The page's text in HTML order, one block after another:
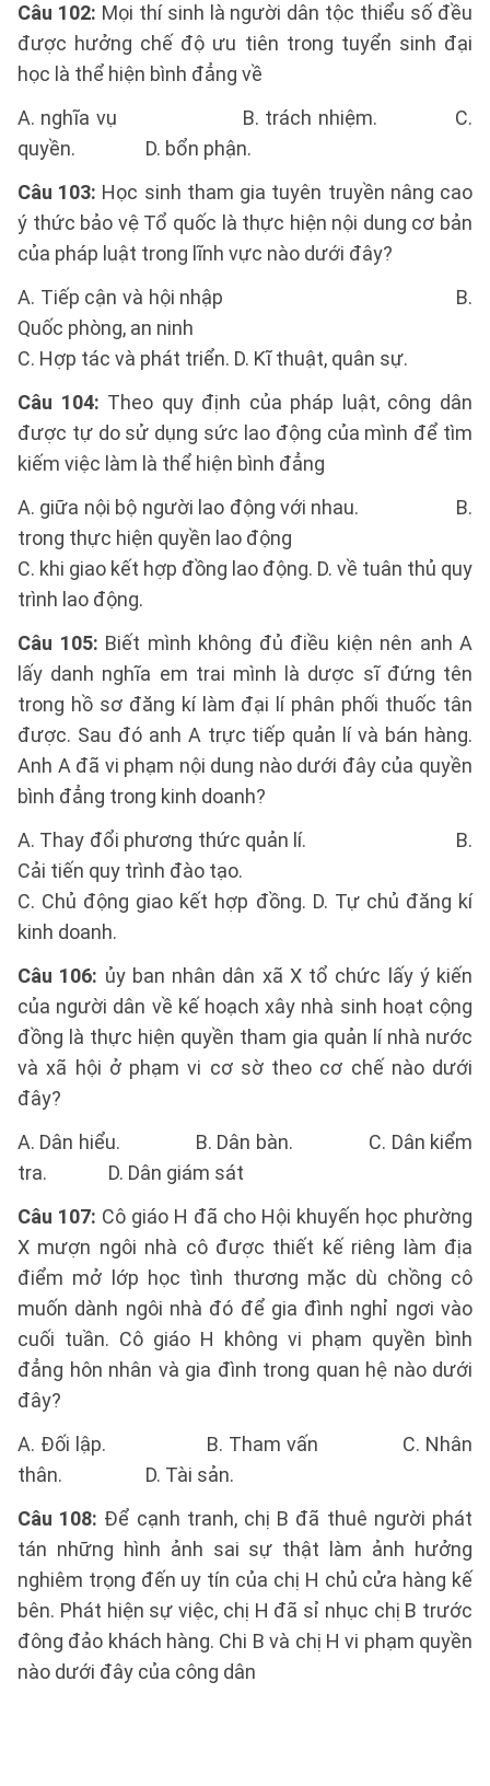
Câu 102: Mọi thí sinh là người dân tộc thiểu số đều
được hưởng chế độ ưu tiên trong tuyển sinh đại
học là thể hiện bình đẳng về
A. nghĩa vụ B. trách nhiệm. C.
quyền. D. bổn phận.
Câu 103: Học sinh tham gia tuyên truyền nâng cao
ý thức bảo vệ Tổ quốc là thực hiện nội dung cơ bản
của pháp luật trong lĩnh vực nào dưới đây?
A. Tiếp cận và hội nhập B.
Quốc phòng, an ninh
C. Hợp tác và phát triển. D. Kĩ thuật, quân sự.
Câu 104: Theo quy định của pháp luật, công dân
được tự do sử dụng sức lao động của mình để tìm
kiếm việc làm là thể hiện bình đẳng
A. giữa nội bộ người lao động với nhau. B.
trong thực hiện quyền lao động
C. khi giao kết hợp đồng lao động. D. về tuân thủ quy
trình lao động.
Câu 105: Biết mình không đủ điều kiện nên anh A
lấy danh nghĩa em trai mình là dược sĩ đứng tên
trong hồ sơ đăng kí làm đại lí phân phối thuốc tân
được. Sau đó anh A trực tiếp quản lí và bán hàng.
Anh A đã vi phạm nội dung nào dưới đây của quyền
bình đẳng trong kinh doanh?
A. Thay đổi phương thức quản lí. B.
Cải tiến quy trình đào tạo.
C. Chủ động giao kết hợp đồng. D. Tự chủ đăng kí
kinh doanh.
Câu 106: ủy ban nhân dân xã X tổ chức lấy ý kiến
của người dân về kế hoạch xây nhà sinh hoạt cộng
đồng là thực hiện quyền tham gia quản lí nhà nước
và xã hội ở phạm vi cơ sờ theo cơ chế nào dưới
đây?
A. Dân hiểu. B. Dân bàn. C. Dân kiểm
tra. D. Dân giám sát
Câu 107: Cô giáo H đã cho Hội khuyến học phường
X mượn ngôi nhà cô được thiết kế riêng làm địa
điểm mở lớp học tình thương mặc dù chồng cô
muốn dành ngôi nhà đó để gia đình nghỉ ngơi vào
cuối tuần. Cô giáo H không vi phạm quyền bình
đẳng hôn nhân và gia đình trong quan hệ nào dưới
đây?
A. Đối lập. B. Tham vấn C. Nhân
thân. D. Tài sản.
Câu 108: Để cạnh tranh, chị B đã thuê người phát
tán những hình ảnh sai sự thật làm ảnh hưởng
nghiêm trọng đến uy tín của chị H chủ cửa hàng kế
bên. Phát hiện sự việc, chị H đã sỉ nhục chị B trước
đông đảo khách hàng. Chi B và chị H vi phạm quyền
nào dưới đây của công dân